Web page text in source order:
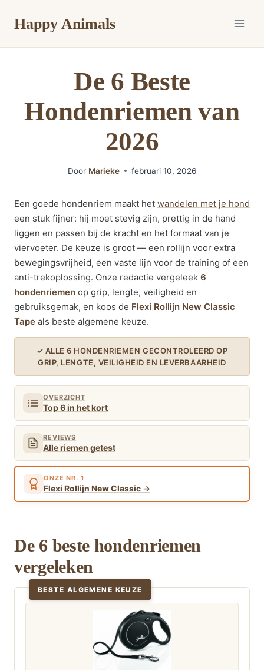
naarHappy Animals
De 6 Beste
Hondenriemen van
2026
Door Marieke februari 10, 2026
Een goede hondenriem maakt het wandelen met je hond
een stuk fijner: hij moet stevig zijn, prettig in de hand
liggen en passen bij de kracht en het formaat van je
viervoeter. De keuze is groot — een rollijn voor extra
bewegingsvrijheid, een vaste lijn voor de training of een
anti-trekoplossing. Onze redactie vergeleek 6
hondenriemen op grip, lengte, veiligheid en
gebruiksgemak, en koos de Flexi Rollijn New Classic
Tape als beste algemene keuze.
✓ ALLE 6 HONDENRIEMEN GECONTROLEERD OP
GRIP, LENGTE, VEILIGHEID EN LEVERBAARHEID
OVERZICHT
Top 6 in het kort
REVIEWS
Alle riemen getest
ONZE NR. 1
Flexi Rollijn New Classic
De 6 beste hondenriemen
vergeleken
BESTE ALGEMENE KEUZE